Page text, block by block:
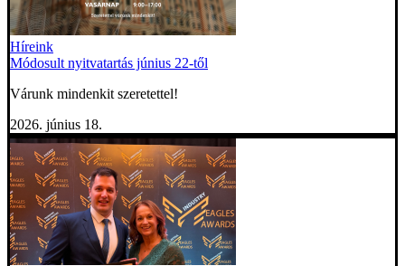
Híreink
Módosult nyitvatartás június 22-től
Várunk mindenkit szeretettel!
2026. június 18.